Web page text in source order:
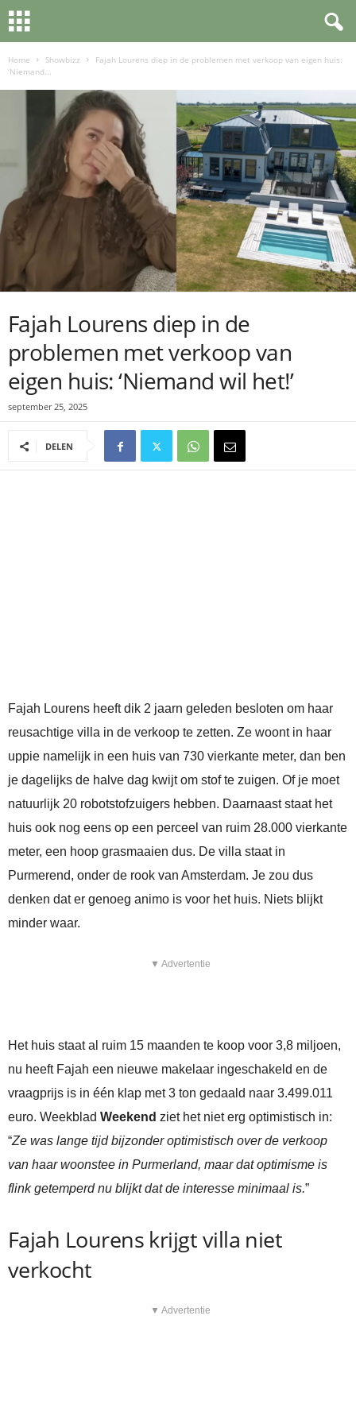
Home Showbizz
Fajah Lourens diep in de problemen met verkoop van eigen huis:
‘Niemand...
Fajah Lourens diep in de
problemen met verkoop van
eigen huis: ‘Niemand wil het!’
september 25, 2025
DELEN
Fajah Lourens heeft dik 2 jaarn geleden besloten om haar
reusachtige villa in de verkoop te zetten. Ze woont in haar
uppie namelijk in een huis van 730 vierkante meter, dan ben
je dagelijks de halve dag kwijt om stof te zuigen. Of je moet
natuurlijk 20 robotstofzuigers hebben. Daarnaast staat het
huis ook nog eens op een perceel van ruim 28.000 vierkante
meter, een hoop grasmaaien dus. De villa staat in
Purmerend, onder de rook van Amsterdam. Je zou dus
denken dat er genoeg animo is voor het huis. Niets blijkt
minder waar.
▼ Advertentie
Het huis staat al ruim 15 maanden te koop voor 3,8 miljoen,
nu heeft Fajah een nieuwe makelaar ingeschakeld en de
vraagprijs is in één klap met 3 ton gedaald naar 3.499.011
euro. Weekblad Weekend ziet het niet erg optimistisch in:
“Ze was lange tijd bijzonder optimistisch over de verkoop
van haar woonstee in Purmerland, maar dat optimisme is
flink getemperd nu blijkt dat de interesse minimaal is.”
Fajah Lourens krijgt villa niet
verkocht
▼ Advertentie